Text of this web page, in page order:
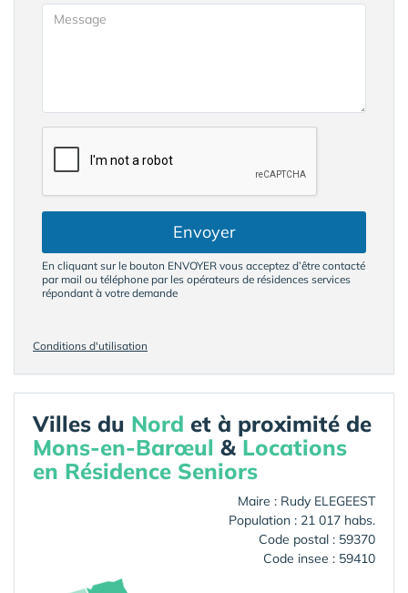
Envoyer
En cliquant sur le bouton ENVOYER vous acceptez d’être contacté
par mail ou téléphone par les opérateurs de résidences services
répondant à votre demande
Conditions d'utilisation
Villes du Nord et à proximité de
Mons-en-Barœul & Locations
en Résidence Seniors
Maire : Rudy ELEGEEST
Population : 21 017 habs.
Code postal : 59370
Code insee : 59410